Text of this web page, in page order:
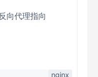
向代理指向